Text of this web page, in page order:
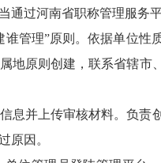
通过河南省职称管理服务平
谁管理”原则。依据单位性
地原则创建，联系省辖市
息并上传审核材料。负
原因。